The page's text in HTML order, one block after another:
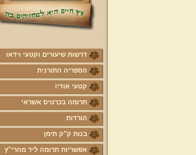
דרשות שיעורים וקטעי וידאו
הספריה התורנית
קטעי אודיו
תרומה בכרטיס אשראי
הורדות
בנות ק"ק תימן
אפשריות תרומה ליד מהרי"ץ